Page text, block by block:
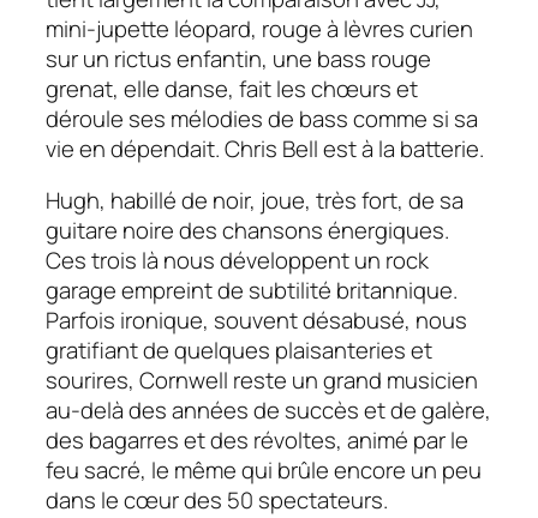
mini-jupette léopard, rouge à lèvrescurien
sur un rictus enfantin, une bass rouge
grenat, elle danse, fait les chœurs et
déroule ses mélodies de bass comme si sa
vie en dépendait. Chris Bell est à la batterie.
Hugh, habillé de noir, joue, très fort, de sa
guitare noire des chansons énergiques.
Ces trois là nous développent un rock
garage empreint de subtilité britannique.
Parfois ironique, souvent désabusé, nous
gratifiant de quelques plaisanteries et
sourires, Cornwell reste un grand musicien
au-delà des années de succès et de galère,
des bagarres et des révoltes, animé par le
feu sacré, le même qui brûle encore un peu
dans le cœur des 50 spectateurs.